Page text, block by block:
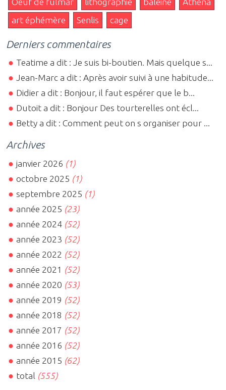
art éphémère
Senlis cage
Derniers commentaires
Teatime a dit : Je suis bi-boutien. Mais quelque s...
Jean-Marc a dit : Après avoir suivi à une habitude...
Didier a dit : Bonjour, il faut espérer que le b...
Dutoit a dit : Bonjour Des tourterelles ont écl...
Betty a dit : Comment peut on s organiser pour ...
Archives
janvier 2026 (1)
octobre 2025 (1)
septembre 2025 (1)
année 2025 (23)
année 2024 (52)
année 2023 (52)
année 2022 (52)
année 2021 (52)
année 2020 (53)
année 2019 (52)
année 2018 (52)
année 2017 (52)
année 2016 (52)
année 2015 (62)
total (555)